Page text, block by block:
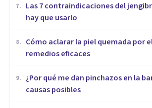
7.
Las 7 contraindicaciones del
hay que usarlo
8.
Cómo aclarar la piel quemada por
remedios eficaces
9.
¿Por qué me dan pinchazos en la
causas posibles